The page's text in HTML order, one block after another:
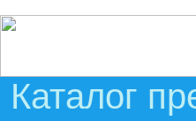
Каталог